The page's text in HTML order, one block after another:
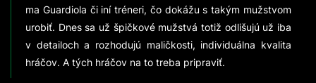
ma Guardiola či iní tréneri, čo dokážu s takým mužstvom
urobiť. Dnes sa už špičkové mužstvá totiž odlišujú už iba
v detailoch a rozhodujú maličkosti, individuálna kvalita
hráčov. A tých hráčov na to treba pripraviť.